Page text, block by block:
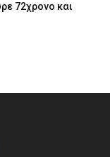
72χρονο και